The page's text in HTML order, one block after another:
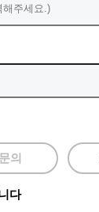
의
다